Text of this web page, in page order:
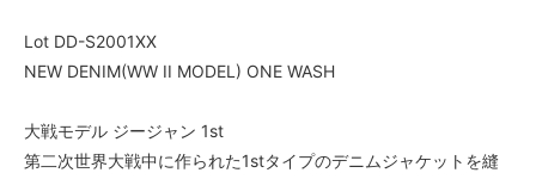
Lot DD-S2001XX
NEW DENIM(WW II MODEL) ONE WASH
大戦モデル ジージャン 1st
第二次世界大戦中に作られた1stタイプのデニムジャケットを縫